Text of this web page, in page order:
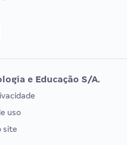
Vunesp
EXAME DE ORDEM
e Educação S/A.
uso
site